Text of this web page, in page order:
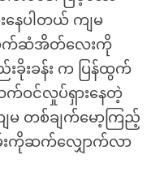
ေပါတယ် ကျမ
ပိုက်ဆံအိတ်လေးကို
ခိုးခန်း က ပြန်ထွက်
က်ဝင်လှုပ်ရှားနေတဲ့
မ တစ်ချက်မော့ကြည့်
ကိုဆက်လျှောက်လာ